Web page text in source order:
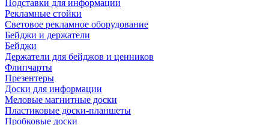
Подставки для информации
Рекламные стойки
Световое рекламное оборудование
Бейджи и держатели
Бейджи
Держатели для бейджов и ценников
Флипчарты
Презентеры
Доски для информации
Меловые магнитные доски
Пластиковые доски-планшеты
Пробковые доски